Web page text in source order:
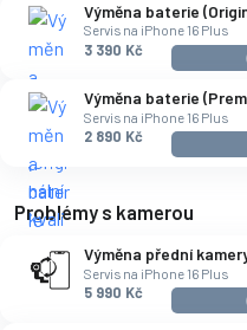
Výměna baterie
Servis na iPhone 16 Plus
3 390 Kč
Výměna baterie
Servis na iPhone 16 Plus
2 890 Kč
Problémy s kamerou
Výměna přední
Servis na iPhone 16 Plus
5 990 Kč